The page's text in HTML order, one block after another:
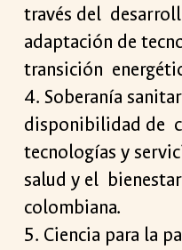
través del
adaptación de
transición
4. Soberanía
disponibilidad de
tecnologías y
salud y el
colombiana.
5. Ciencia para la